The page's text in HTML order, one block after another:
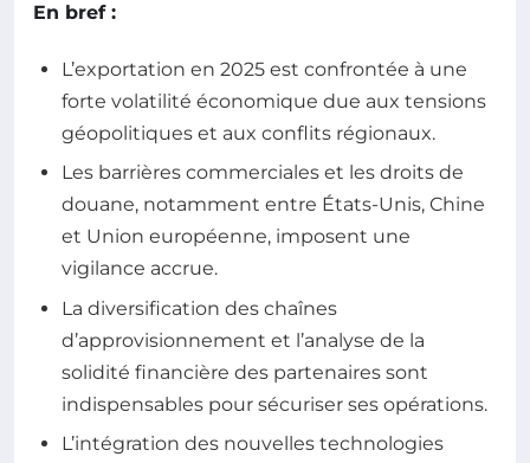
En bref :
L’exportation en 2025 est confrontée à une
forte volatilité économique due aux tensions
géopolitiques et aux conflits régionaux.
Les barrières commerciales et les droits de
douane, notamment entre États-Unis, Chine
et Union européenne, imposent une
vigilance accrue.
La diversification des chaînes
d’approvisionnement et l’analyse de la
solidité financière des partenaires sont
indispensables pour sécuriser ses opérations.
L’intégration des nouvelles technologies